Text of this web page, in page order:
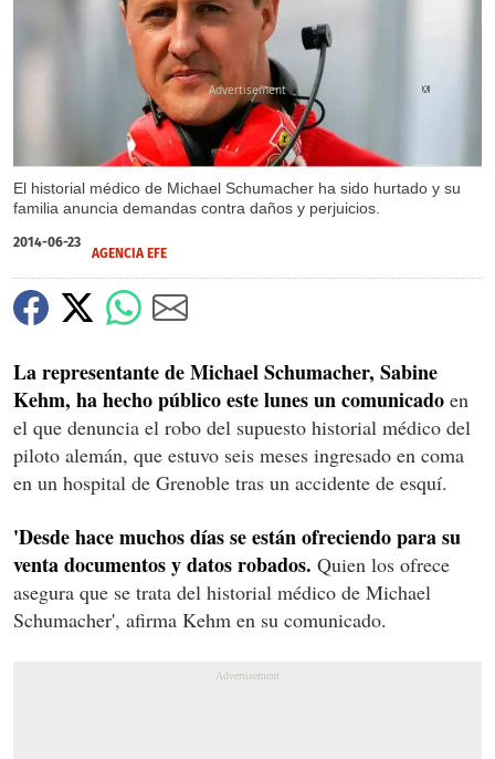
El historial médico de Michael Schumacher ha sido hurtado y su
familia anuncia demandas contra daños y perjuicios.
X
2014-06-23
AGENCIA EFE
La representante de Michael Schumacher, Sabine
Kehm, ha hecho público este lunes un comunicado en
el que denuncia el robo del supuesto historial médico del
piloto alemán, que estuvo seis meses ingresado en coma
en un hospital de Grenoble tras un accidente de esquí.
'Desde hace muchos días se están ofreciendo para su
venta documentos y datos robados. Quien los ofrece
asegura que se trata del historial médico de Michael
Schumacher', afirma Kehm en su comunicado.